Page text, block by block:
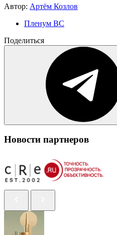
Автор: Артём Козлов
Пленум ВС
Поделиться
Новости партнеров